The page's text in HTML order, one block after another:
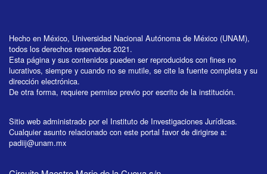
Hecho en México, Universidad Nacional Autónoma de México (UNAM),
todos los derechos reservados 2021.
Esta página y sus contenidos pueden ser reproducidos con fines no
lucrativos, siempre y cuando no se mutile, se cite la fuente completa y su
dirección electrónica.
De otra forma, requiere permiso previo por escrito de la institución.
Sitio web administrado por el Instituto de Investigaciones Jurídicas.
Cualquier asunto relacionado con este portal favor de dirigirse a:
padiij@unam.mx